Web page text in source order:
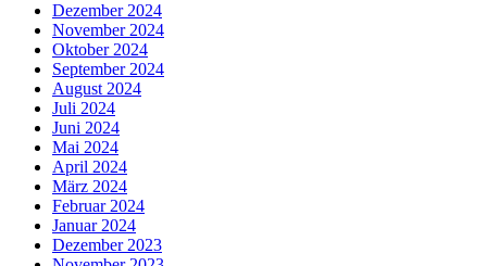
Dezember 2024
November 2024
Oktober 2024
September 2024
August 2024
Juli 2024
Juni 2024
Mai 2024
April 2024
März 2024
Februar 2024
Januar 2024
Dezember 2023